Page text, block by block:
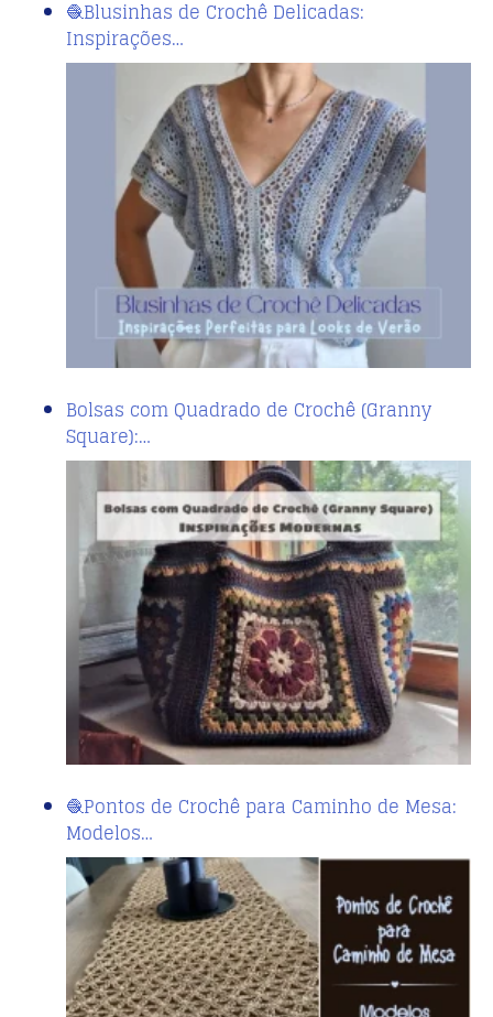
🧶Blusinhas de Crochê Delicadas:
Inspirações…
Bolsas com Quadrado de Crochê (Granny
Square):…
🧶Pontos de Crochê para Caminho de Mesa:
Modelos…